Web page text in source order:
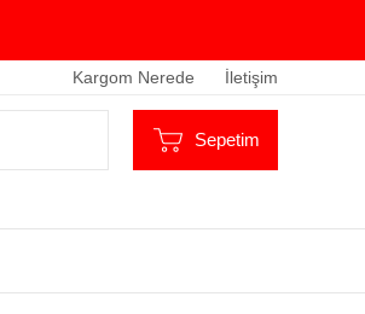
Kargom Nerede İletişim
Sepetim